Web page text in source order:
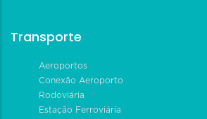
Transporte
Aeroportos
Conexão Aeroporto
Rodoviária
Estação Ferroviária